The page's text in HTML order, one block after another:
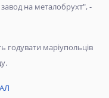
завод на металобрухт", -
маріупольців